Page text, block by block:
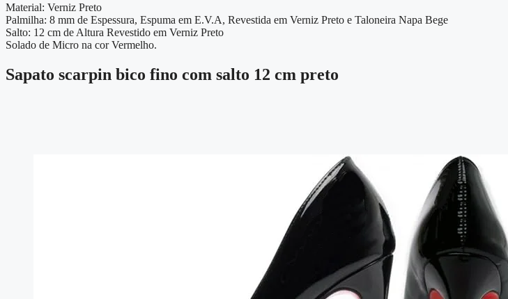
Material: Verniz Preto
Palmilha: 8 mm de Espessura, Espuma em E.V.A, Revestida em Verniz Preto e Taloneira Napa Bege
Salto: 12 cm de Altura Revestido em Verniz Preto
Solado de Micro na cor Vermelho.
Sapato scarpin bico fino com salto 12 cm preto